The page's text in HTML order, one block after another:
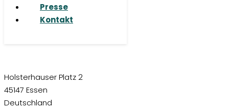
Presse
Kontakt
Holsterhauser Platz 2
45147 Essen
Deutschland